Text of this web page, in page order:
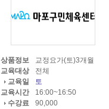
상품정보
교정요가(토)3개월
교육대상
전체
교육일
토
교육시간
16:00~16:50
수강료
90,000